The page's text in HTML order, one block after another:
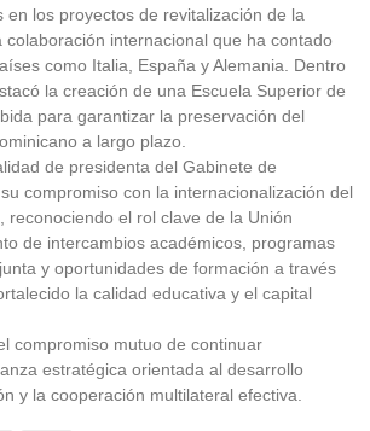
en los proyectos de revitalización de la
colaboración internacional que ha contado
como Italia, España y Alemania. Dentro
la creación de una Escuela Superior de
para garantizar la preservación del
a largo plazo.
de presidenta del Gabinete de
compromiso con la internacionalización del
reconociendo el rol clave de la Unión
de intercambios académicos, programas
y oportunidades de formación a través
la calidad educativa y el capital
compromiso mutuo de continuar
estratégica orientada al desarrollo
y la cooperación multilateral efectiva.